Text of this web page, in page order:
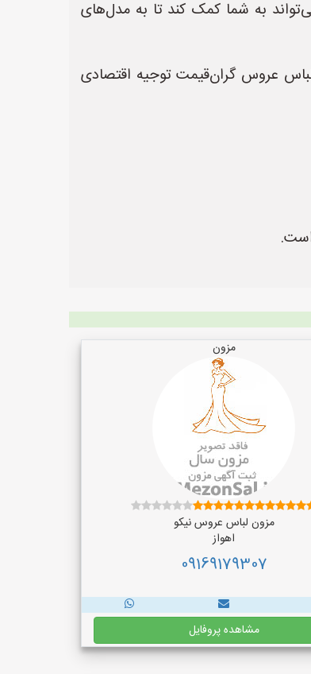
به شما کمک کند تا به مدل‌های
عروس گران‌قیمت توجیه اقتصادی
مزون
مزون لباس عروس نیکو
اهواز
09169179307
مشاهده پروفایل